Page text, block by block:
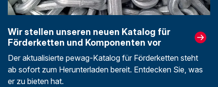
Wir stellen unseren neuen Katalog für
Förderketten und Komponenten vor
Der aktualisierte pewag-Katalog für Förderketten steht
ab sofort zum Herunterladen bereit. Entdecken Sie, was
er zu bieten hat.